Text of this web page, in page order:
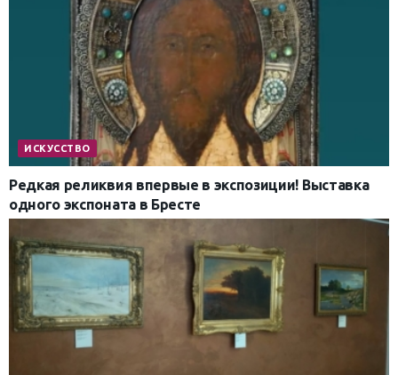
ИСКУССТВО
Редкая реликвия впервые в экспозиции! Выставка
одного экспоната в Бресте